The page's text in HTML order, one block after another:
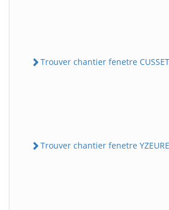
Trouver chantier fenetre CUSSET
Trouver chantier fenetre YZEURE